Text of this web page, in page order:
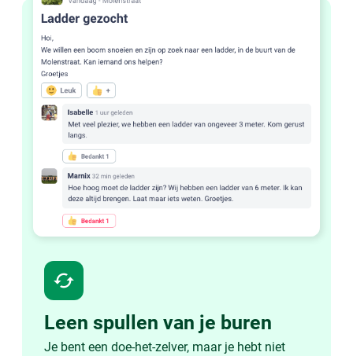
cached
Leen spullen van je buren
Je bent een doe-het-zelver, maar je hebt niet